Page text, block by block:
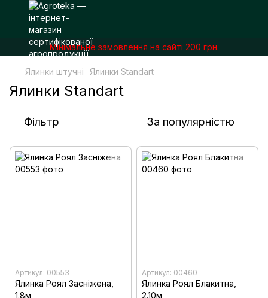
Мінімальне замовлення на сайті 200 грн.
Ялинки штучні Ялинки Standart
Ялинки Standart
Фільтр За популярністю
Артикул: 00553
Ялинка Роял Засніжена,
1.8м
Артикул: 00460
Ялинка Роял Блакитна,
2.10м